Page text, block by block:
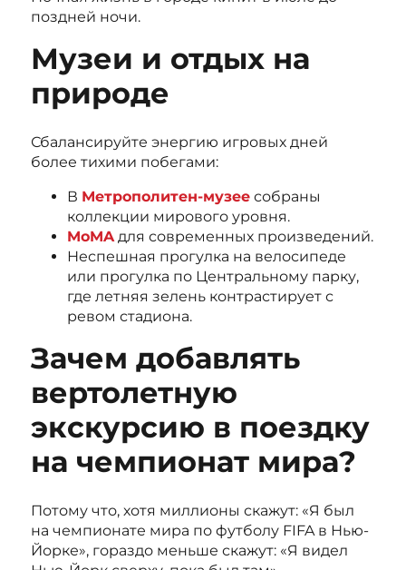
поздней ночи.
Музеи и отдых на
природе
Сбалансируйте энергию игровых дней
более тихими побегами:
В Метрополитен-музее собраны
коллекции мирового уровня.
MoMAдля современных произведений.
Неспешная прогулка на велосипеде
или прогулка по Центральному парку,
где летняя зелень контрастирует с
ревом стадиона.
Зачем добавлять
вертолетную
экскурсию в поездку
на чемпионат мира?
Потому что, хотя миллионы скажут: «Я был
на чемпионате мира по футболу FIFA в Нью-
Йорке», гораздо меньше скажут: «Я видел